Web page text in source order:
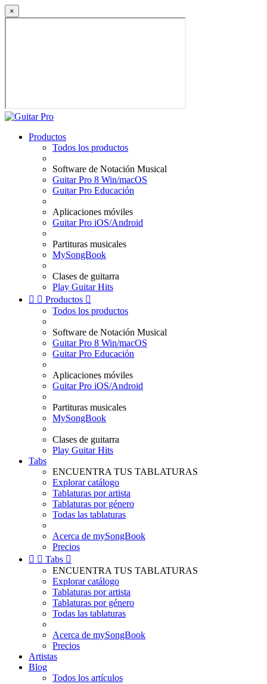
×
Productos
Todos los productos
Software de Notación Musical
Guitar Pro 8 Win/macOS
Guitar Pro Educación
Aplicaciones móviles
Guitar Pro iOS/Android
Partituras musicales
MySongBook
Clases de guitarra
Play Guitar Hits
  Productos 
Todos los productos
Software de Notación Musical
Guitar Pro 8 Win/macOS
Guitar Pro Educación
Aplicaciones móviles
Guitar Pro iOS/Android
Partituras musicales
MySongBook
Clases de guitarra
Play Guitar Hits
Tabs
ENCUENTRA TUS TABLATURAS
Explorar catálogo
Tablaturas por artista
Tablaturas por género
Todas las tablaturas
Acerca de mySongBook
Precios
  Tabs 
ENCUENTRA TUS TABLATURAS
Explorar catálogo
Tablaturas por artista
Tablaturas por género
Todas las tablaturas
Acerca de mySongBook
Precios
Artistas
Blog
Todos los artículos